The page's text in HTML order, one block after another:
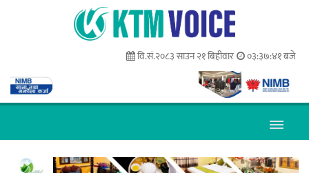
वि.सं.२०८३ साउन २१ बिहीवार ०३:३७:४२ बजे